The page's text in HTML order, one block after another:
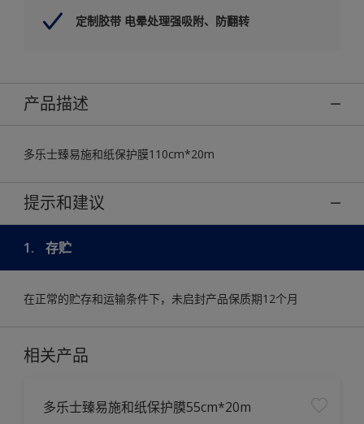
定制胶带 电晕处理强吸附、防翻转
产品描述
多乐士臻易施和纸保护膜110cm*20m
提示和建议
1. 存贮
在正常的贮存和运输条件下，未启封产品保质期12个月
相关产品
多乐士臻易施和纸保护膜55cm*20m